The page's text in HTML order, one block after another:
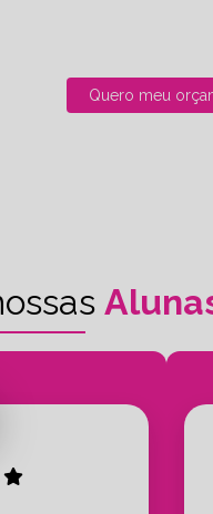
Quero meu